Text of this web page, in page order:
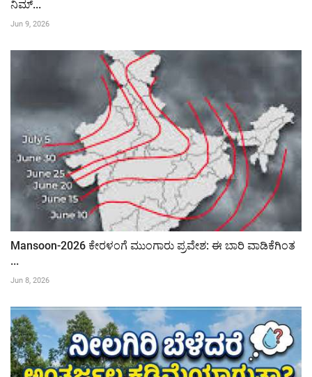
ನಿಮ್...
Jun 9, 2026
Mansoon-2026 ಕೇರಳಂಗೆ ಮುಂಗಾರು ಪ್ರವೇಶ: ಈ ಬಾರಿ ವಾಡಿಕೆಗಿಂತ
...
Jun 8, 2026